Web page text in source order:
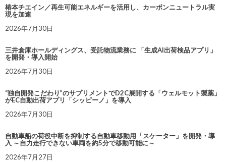
椿本チエイン／再生可能エネルギーを活用し、カーボンニュートラル実
現を加速
2026年7月30日
三井倉庫ホールディングス、受託物流業務に 「生成AI出荷検品アプリ」
を開発・導入開始
2026年7月30日
“独自開発こだわり”のサプリメントでD2C展開する「ウェルモット製薬」
がEC自動出荷アプリ「シッピーノ」を導入
2026年7月30日
自動車船の荷役中断を抑制する自動車移動用「スケーター」を開発・導
入 ～自力走行できない車両を約5分で移動可能に～
2026年7月27日